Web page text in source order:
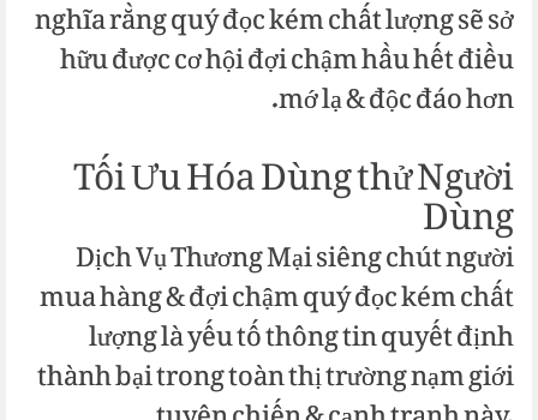
nghĩa rằng quý đọc kém chất lượng sẽ sở
hữu được cơ hội đợi chậm hầu hết điều
mớ lạ & độc đáo hơn.
Tối Ưu Hóa Dùng thử Người
Dùng
Dịch Vụ Thương Mại siêng chút người
mua hàng & đợi chậm quý đọc kém chất
lượng là yếu tố thông tin quyết định
thành bại trong toàn thị trường nạm giới